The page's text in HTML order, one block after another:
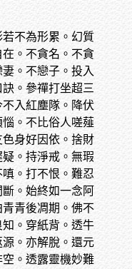
不為形累。幻質
。不貪名。不貪
。不戀子。投入
。參禪打坐超三
入紅塵隊。降伏
。不比俗人嗟薤
身好因依。捨財
。持淨戒。無瑕
。打不恨。難忍
。始終如一念阿
青後凋期。佛不
。穿紙背。透牛
。亦解脫。還元
。透露靈機妙難